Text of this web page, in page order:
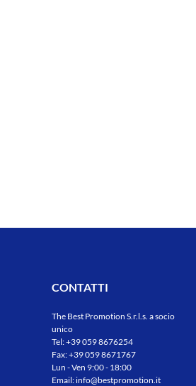
CONTATTI
The Best Promotion S.r.l.s. a socio
unico
Tel:+39 059 8676254
Fax: +39 059 8671767
Lun - Ven 9:00 - 18:00
Email:info@bestpromotion.it